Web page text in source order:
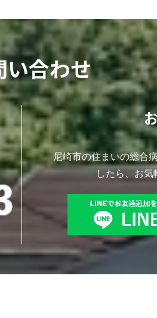
い合わせ
尼崎市の住まいの総合
したら、お気